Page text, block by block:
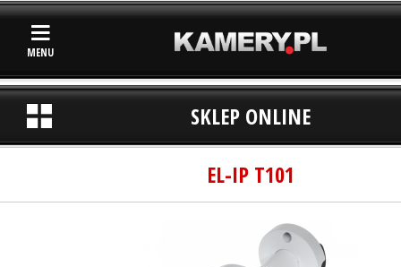
MENU
SKLEP ONLINE
EL-IP T101